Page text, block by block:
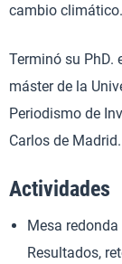
cambio climático.
Terminó su PhD.
máster de la
Periodismo de
Carlos de Madrid.
Actividades
Mesa redonda
Resultados,